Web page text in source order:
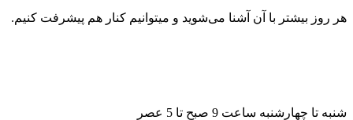
هر روز بیشتر با آن آشنا می‌شوید و میتوانیم کنار هم پیشرفت کنیم.
شنبه تا چهارشنبه ساعت 9 صبح تا 5 عصر